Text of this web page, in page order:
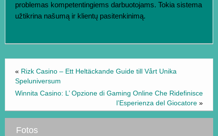
problemas kompetentingiems darbuotojams. Tokia sistema
užtikrina našumą ir klientų pasitenkinimą.
« Rizk Casino – Ett Heltäckande Guide till Vårt Unika
Speluniversum
Winnita Casino: L’ Opzione di Gaming Online Che Ridefinisce
l’Esperienza del Giocatore »
Fotos